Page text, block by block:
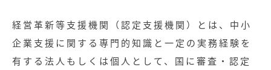
経営革新等支援機関（認定支援機関）とは、中小
企業支援に関する専門的知識と一定の実務経験を
有する法人もしくは個人として、国に審査・認定